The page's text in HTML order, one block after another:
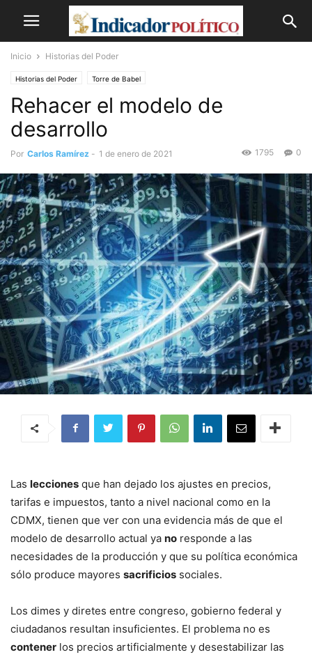
Inicio Historias del Poder
Historias del Poder Torre de Babel
Rehacer el modelo de
desarrollo
Por Carlos Ramírez - 1 de enero de 2021 0
1795
Las lecciones que han dejado los ajustes en precios,
tarifas e impuestos, tanto a nivel nacional como en la
CDMX, tienen que ver con una evidencia más de que el
modelo de desarrollo actual ya no responde a las
necesidades de la producción y que su política económica
sólo produce mayores sacrificios sociales.
Los dimes y diretes entre congreso, gobierno federal y
ciudadanos resultan insuficientes. El problema no es
contener los precios artificialmente y desestabilizar las